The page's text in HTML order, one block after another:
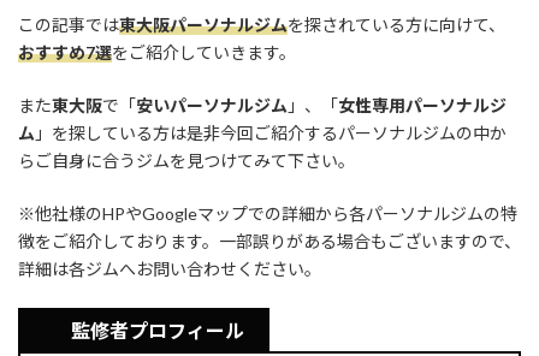
この記事では東大阪パーソナルジムを探されている方に向けて、
おすすめ7選をご紹介していきます。
また東大阪で「安いパーソナルジム 」、「女性専用パーソナルジ
ム 」を探している方は是非今回ご紹介するパーソナルジムの中か
らご自身に合うジムを見つけてみて下さい。
※他社様のHPやGoogleマップでの詳細から各パーソナルジムの特
徴をご紹介しております。一部誤りがある場合もございますので、
詳細は各ジムへお問い合わせください。
監修者プロフィール